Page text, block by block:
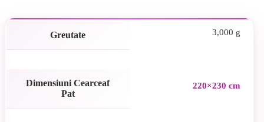
Greutate 3,000 g
Dimensiuni Cearceaf
Pat
220×230 cm